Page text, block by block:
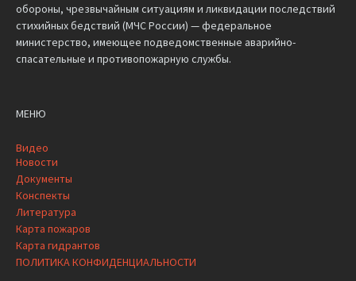
обороны, чрезвычайным ситуациям и ликвидации последствий
стихийных бедствий (МЧС России) — федеральное
министерство, имеющее подведомственные аварийно-
спасательные и противопожарную службы.
МЕНЮ
Видео
Новости
Документы
Конспекты
Литература
Карта пожаров
Карта гидрантов
ПОЛИТИКА КОНФИДЕНЦИАЛЬНОСТИ